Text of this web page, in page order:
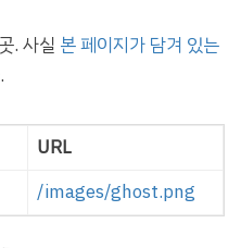
. 사실 본 페이지가 담겨 있는
URL
/images/ghost.png